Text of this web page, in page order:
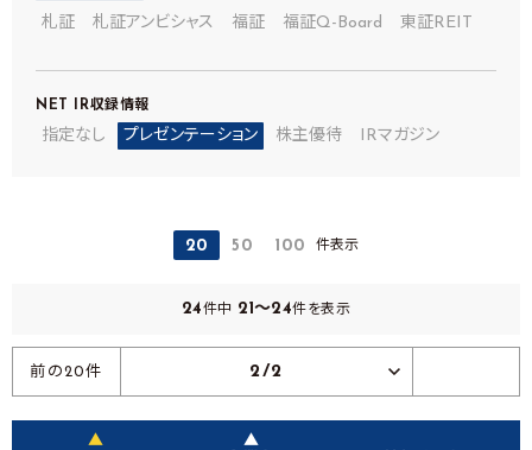
札証 札証アンビシャス 福証 福証Q-Board 東証REIT
NET IR収録情報
指定なし プレゼンテーション 株主優待 IRマガジン
20 50 100 件表示
24件中 21～24件を表示
前の20件 2/2
▲
▲